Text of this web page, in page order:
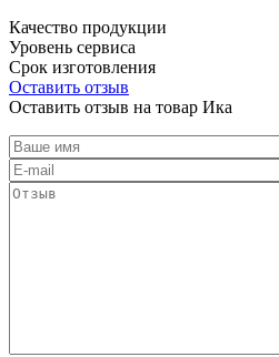
Качество продукции
Уровень сервиса
Срок изготовления
Оставить отзыв
Оставить отзыв на товар Ика